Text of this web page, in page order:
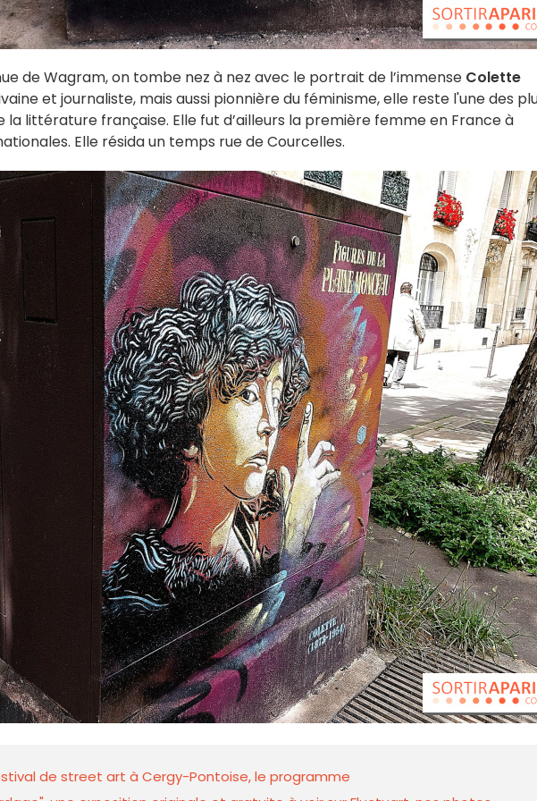
de Wagram, on tombe nez à nez avec le portrait de l’immense Colette
et journaliste, mais aussi pionnière du féminisme, elle reste l'une des
littérature française. Elle fut d’ailleurs la première femme en France à
Elle résida un temps rue de Courcelles.
de street art à Cergy-Pontoise, le programme